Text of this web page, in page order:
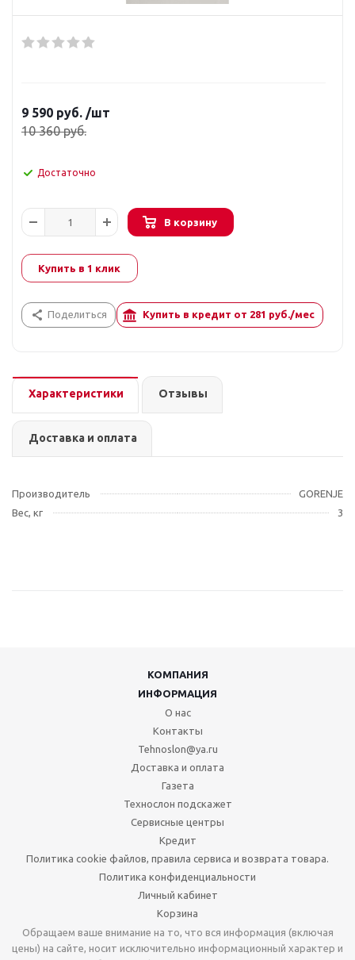
9 590 руб. /шт
10 360руб.
Достаточно
В корзину
Купить в 1 клик
Поделиться Купить в кредит от 281 руб./мес
Характеристики Отзывы
Доставка и оплата
Производитель
GORENJE
Вес, кг
3
КОМПАНИЯ
ИНФОРМАЦИЯ
О нас
Контакты
Tehnoslon@ya.ru
Доставка и оплата
Газета
Технослон подскажет
Сервисные центры
Кредит
Политика cookie файлов, правила сервиса и возврата товара.
Политика конфиденциальности
Личный кабинет
Корзина
Обращаем ваше внимание на то, что вся информация (включая
цены) на сайте, носит исключительно информационный характер и